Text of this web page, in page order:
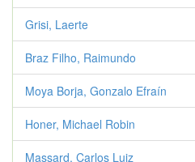
Grisi, Laerte
Braz Filho, Raimundo
Moya Borja, Gonzalo Efraín
Honer, Michael Robin
Massard, Carlos Luiz